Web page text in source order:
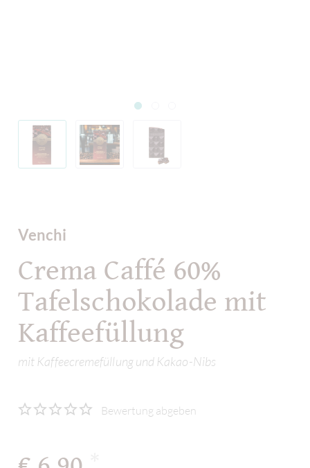
Venchi
Crema Caffé 60%
Tafelschokolade mit
Kaffeefüllung
mit Kaffeecremefüllung und Kakao-Nibs
Bewertung abgeben